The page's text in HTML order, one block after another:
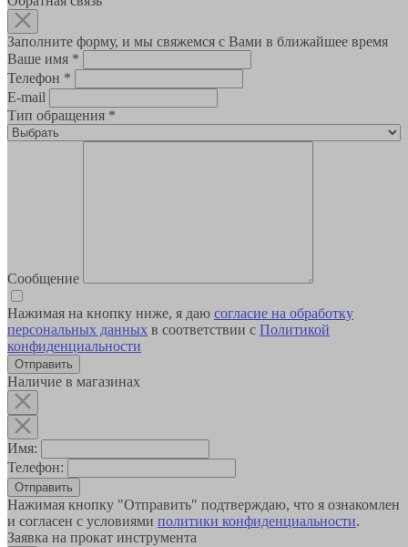
Заполните форму, и мы свяжемся с Вами в ближайшее время
Ваше имя *
Телефон *
E-mail
Тип обращения *
Сообщение
Нажимая на кнопку ниже, я даю согласие на обработку
персональных данных в соответствии с Политикой
конфиденциальности
Наличие в магазинах
Имя:
Телефон:
Отправить
Нажимая кнопку "Отправить" подтверждаю, что я ознакомлен
и согласен с условиями политики конфиденциальности.
Заявка на прокат инструмента